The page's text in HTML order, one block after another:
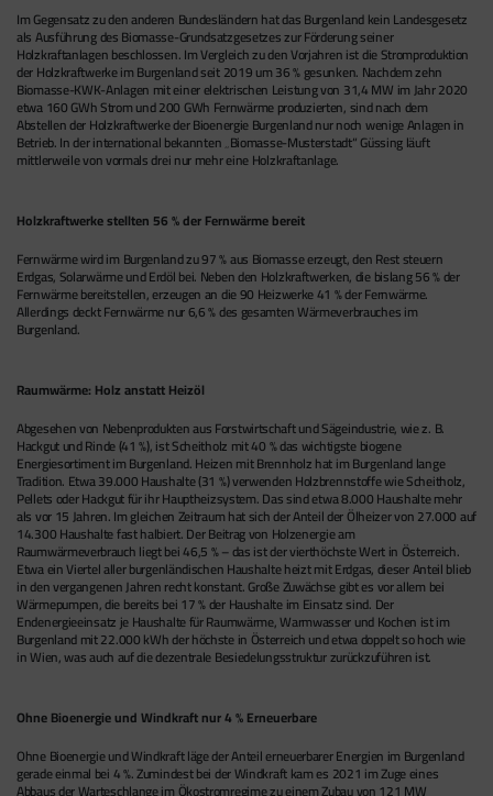
Im Gegensatz zu den anderen Bundesländern hat das Burgenland kein Landesgesetz
als Ausführung des Biomasse-Grundsatzgesetzes zur Förderung seiner
Holzkraftanlagen beschlossen. Im Vergleich zu den Vorjahren ist die Stromproduktion
der Holzkraftwerke im Burgenland seit 2019 um 36 % gesunken. Nachdem zehn
Biomasse-KWK-Anlagen mit einer elektrischen Leistung von 31,4 MW im Jahr 2020
etwa 160 GWh Strom und 200 GWh Fernwärme produzierten, sind nach dem
Abstellen der Holzkraftwerke der Bioenergie Burgenland nur noch wenige Anlagen in
Betrieb. In der international bekannten „Biomasse-Musterstadt“ Güssing läuft
mittlerweile von vormals drei nur mehr eine Holzkraftanlage.
Holzkraftwerke stellten 56 % der Fernwärme bereit
Fernwärme wird im Burgenland zu 97 % aus Biomasse erzeugt, den Rest steuern
Erdgas, Solarwärme und Erdöl bei. Neben den Holzkraftwerken, die bislang 56 % der
Fernwärme bereitstellen, erzeugen an die 90 Heizwerke 41 % der Fernwärme.
Allerdings deckt Fernwärme nur 6,6 % des gesamten Wärmeverbrauches im
Burgenland.
Raumwärme: Holz anstatt Heizöl
Abgesehen von Nebenprodukten aus Forstwirtschaft und Sägeindustrie, wie z. B.
Hackgut und Rinde (41 %), ist Scheitholz mit 40 % das wichtigste biogene
Energiesortiment im Burgenland. Heizen mit Brennholz hat im Burgenland lange
Tradition. Etwa 39.000 Haushalte (31 %) verwenden Holzbrennstoffe wie Scheitholz,
Pellets oder Hackgut für ihr Hauptheizsystem. Das sind etwa 8.000 Haushalte mehr
als vor 15 Jahren. Im gleichen Zeitraum hat sich der Anteil der Ölheizer von 27.000 auf
14.300 Haushalte fast halbiert. Der Beitrag von Holzenergie am
Raumwärmeverbrauch liegt bei 46,5 % – das ist der vierthöchste Wert in Österreich.
Etwa ein Viertel aller burgenländischen Haushalte heizt mit Erdgas, dieser Anteil blieb
in den vergangenen Jahren recht konstant. Große Zuwächse gibt es vor allem bei
Wärmepumpen, die bereits bei 17 % der Haushalte im Einsatz sind. Der
Endenergieeinsatz je Haushalte für Raumwärme, Warmwasser und Kochen ist im
Burgenland mit 22.000 kWh der höchste in Österreich und etwa doppelt so hoch wie
in Wien, was auch auf die dezentrale Besiedelungsstruktur zurückzuführen ist.
Ohne Bioenergie und Windkraft nur 4 % Erneuerbare
Ohne Bioenergie und Windkraft läge der Anteil erneuerbarer Energien im Burgenland
gerade einmal bei 4 %. Zumindest bei der Windkraft kam es 2021 im Zuge eines
Abbaus der Warteschlange im Ökostromregime zu einem Zubau von 121 MW